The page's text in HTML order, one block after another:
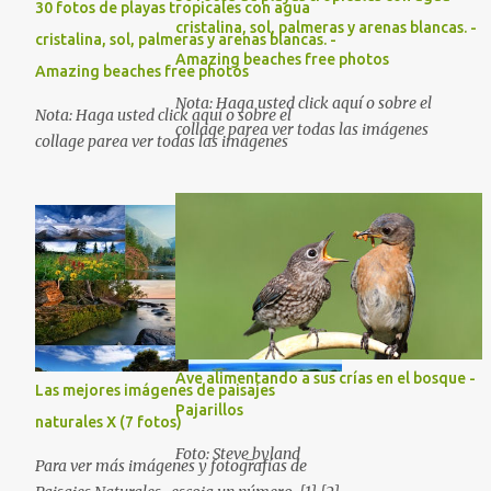
30 fotos de playas tropicales con agua
cristalina, sol, palmeras y arenas blancas. -
Amazing beaches free photos
Nota: Haga usted click aquí o sobre el
collage parea ver todas las imágenes
Las mejores imágenes de paisajes
naturales X (7 fotos)
Para ver más imágenes y fotografías de
cristalina, sol, palmeras y arenas blancas. -
Amazing beaches free photos
Nota: Haga usted click aquí o sobre el
collage parea ver todas las imágenes
Ave alimentando a sus crías en el bosque -
Pajarillos
Foto: Steve_byland